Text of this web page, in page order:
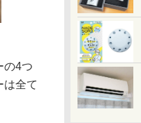
の4つ
は全て